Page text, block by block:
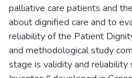
palliative care patients and
about dignified care and to
reliability of the Patient
and methodological study
stage is validity and